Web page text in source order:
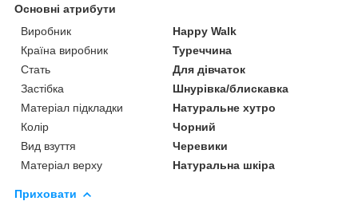
Основні атрибути
Виробник
Happy Walk
Країна виробник
Туреччина
Стать
Для дівчаток
Застібка
Шнурівка/блискавка
Матеріал підкладки
Натуральне хутро
Колір
Чорний
Вид взуття
Черевики
Матеріал верху
Натуральна шкіра
Приховати